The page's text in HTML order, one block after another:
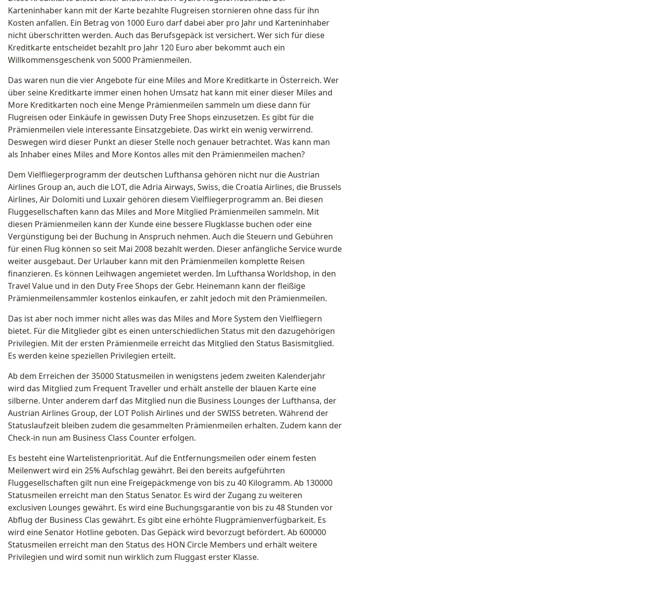
Karteninhaber kann mit der Karte bezahlte Flugreisen stornieren ohne dass für ihn
Kosten anfallen. Ein Betrag von 1000 Euro darf dabei aber pro Jahr und Karteninhaber
nicht überschritten werden. Auch das Berufsgepäck ist versichert. Wer sich für diese
Kreditkarte entscheidet bezahlt pro Jahr 120 Euro aber bekommt auch ein
Willkommensgeschenk von 5000 Prämienmeilen.
Das waren nun die vier Angebote für eine Miles and More Kreditkarte in Österreich. Wer
über seine Kreditkarte immer einen hohen Umsatz hat kann mit einer dieser Miles and
More Kreditkarten noch eine Menge Prämienmeilen sammeln um diese dann für
Flugreisen oder Einkäufe in gewissen Duty Free Shops einzusetzen. Es gibt für die
Prämienmeilen viele interessante Einsatzgebiete. Das wirkt ein wenig verwirrend.
Deswegen wird dieser Punkt an dieser Stelle noch genauer betrachtet. Was kann man
als Inhaber eines Miles and More Kontos alles mit den Prämienmeilen machen?
Dem Vielfliegerprogramm der deutschen Lufthansa gehören nicht nur die Austrian
Airlines Group an, auch die LOT, die Adria Airways, Swiss, die Croatia Airlines, die Brussels
Airlines, Air Dolomiti und Luxair gehören diesem Vielfliegerprogramm an. Bei diesen
Fluggesellschaften kann das Miles and More Mitglied Prämienmeilen sammeln. Mit
diesen Prämienmeilen kann der Kunde eine bessere Flugklasse buchen oder eine
Vergünstigung bei der Buchung in Anspruch nehmen. Auch die Steuern und Gebühren
für einen Flug können so seit Mai 2008 bezahlt werden. Dieser anfängliche Service wurde
weiter ausgebaut. Der Urlauber kann mit den Prämienmeilen komplette Reisen
finanzieren. Es können Leihwagen angemietet werden. Im Lufthansa Worldshop, in den
Travel Value und in den Duty Free Shops der Gebr. Heinemann kann der fleißige
Prämienmeilensammler kostenlos einkaufen, er zahlt jedoch mit den Prämienmeilen.
Das ist aber noch immer nicht alles was das Miles and More System den Vielfliegern
bietet. Für die Mitglieder gibt es einen unterschiedlichen Status mit den dazugehörigen
Privilegien. Mit der ersten Prämienmeile erreicht das Mitglied den Status Basismitglied.
Es werden keine speziellen Privilegien erteilt.
Ab dem Erreichen der 35000 Statusmeilen in wenigstens jedem zweiten Kalenderjahr
wird das Mitglied zum Frequent Traveller und erhält anstelle der blauen Karte eine
silberne. Unter anderem darf das Mitglied nun die Business Lounges der Lufthansa, der
Austrian Airlines Group, der LOT Polish Airlines und der SWISS betreten. Während der
Statuslaufzeit bleiben zudem die gesammelten Prämienmeilen erhalten. Zudem kann der
Check-in nun am Business Class Counter erfolgen.
Es besteht eine Wartelistenpriorität. Auf die Entfernungsmeilen oder einem festen
Meilenwert wird ein 25% Aufschlag gewährt. Bei den bereits aufgeführten
Fluggesellschaften gilt nun eine Freigepäckmenge von bis zu 40 Kilogramm. Ab 130000
Statusmeilen erreicht man den Status Senator. Es wird der Zugang zu weiteren
exclusiven Lounges gewährt. Es wird eine Buchungsgarantie von bis zu 48 Stunden vor
Abflug der Business Clas gewährt. Es gibt eine erhöhte Flugprämienverfügbarkeit. Es
wird eine Senator Hotline geboten. Das Gepäck wird bevorzugt befördert. Ab 600000
Statusmeilen erreicht man den Status des HON Circle Members und erhält weitere
Privilegien und wird somit nun wirklich zum Fluggast erster Klasse.